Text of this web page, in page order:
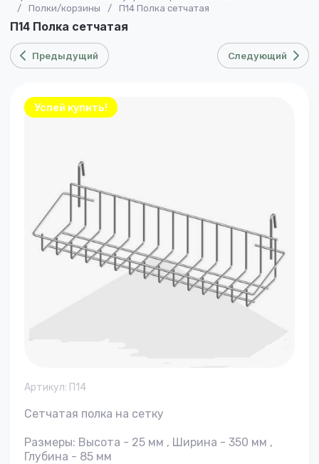
/
Полки/корзины / П14 Полка сетчатая
П14 Полка сетчатая
Предыдущий Следующий
Успей купить!
Артикул: П14
Сетчатая полка на сетку
Размеры: Высота - 25 мм , Ширина - 350 мм ,
Глубина - 85 мм